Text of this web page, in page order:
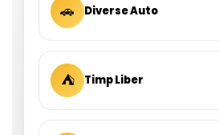
🚗 Diverse Auto
⛺ Timp Liber